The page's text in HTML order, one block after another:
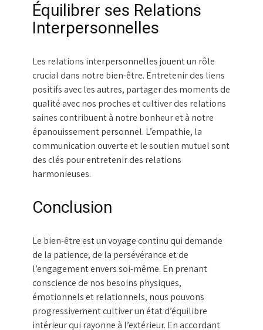
Équilibrer ses Relations
Interpersonnelles
Les relations interpersonnelles jouent un rôle
crucial dans notre bien-être. Entretenir des liens
positifs avec les autres, partager des moments de
qualité avec nos proches et cultiver des relations
saines contribuent à notre bonheur et à notre
épanouissement personnel. L’empathie, la
communication ouverte et le soutien mutuel sont
des clés pour entretenir des relations
harmonieuses.
Conclusion
Le bien-être est un voyage continu qui demande
de la patience, de la persévérance et de
l’engagement envers soi-même. En prenant
conscience de nos besoins physiques,
émotionnels et relationnels, nous pouvons
progressivement cultiver un état d’équilibre
intérieur qui rayonne à l’extérieur. En accordant